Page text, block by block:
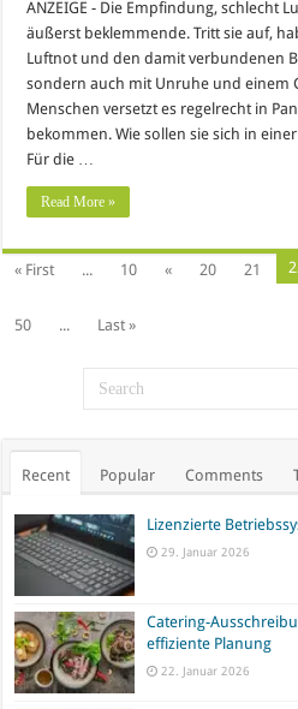
ANZEIGE - Die Empfindung, schlecht
äußerst beklemmende. Tritt sie auf,
Luftnot und den damit verbundenen
sondern auch mit Unruhe und einem
Menschen versetzt es regelrecht in
bekommen. Wie sollen sie sich in
Für die …
Read More »
« First ... 10 « 20 21
50
... Last »
Recent Popular Comments
Lizenzierte
29. Januar 2026
Catering-
effiziente Planung
22. Januar 2026